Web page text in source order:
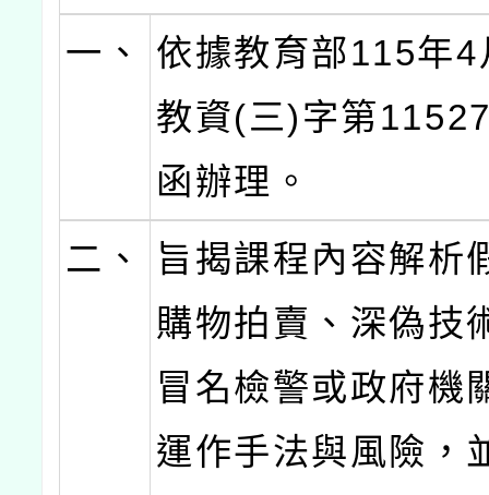
一、
依據教育部115年
教資(三)字第
函辦理。
二、
旨揭課程內容解析
購物拍賣、深偽技
冒名檢警或政府機
運作手法與風險，